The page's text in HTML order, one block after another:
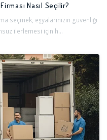
Nasıl Seçilir?
seçmek, eşyalarınızın güvenliği
ilerlemesi için h...